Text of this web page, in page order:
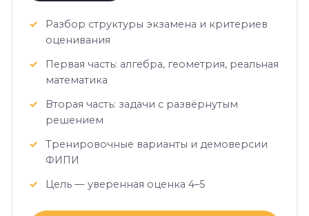
Разбор структуры экзамена и критериев
оценивания
Первая часть: алгебра, геометрия, реальная
математика
Вторая часть: задачи с развёрнутым
решением
Тренировочные варианты и демоверсии
ФИПИ
Цель — уверенная оценка 4–5